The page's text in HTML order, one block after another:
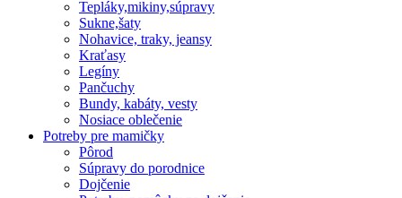
Tepláky,mikiny,súpravy
Sukne,šaty
Nohavice, traky, jeansy
Kraťasy
Legíny
Pančuchy
Bundy, kabáty, vesty
Nosiace oblečenie
Potreby pre mamičky
Pôrod
Súpravy do porodnice
Dojčenie